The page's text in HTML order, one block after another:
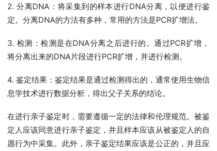
2. 分离DNA：将采集到的样本进行DNA分离，以便进行鉴
定。分离DNA的方法有多种，常用的方法是PCR扩增法。
3. 检测：检测是在DNA分离之后进行的。通过PCR扩增，
将分离出来的DNA片段进行PCR扩增，并进行检测。
4. 鉴定结果：鉴定结果是通过检测得出的，通常使用生物信
息学技术进行数据分析，得出父子关系的结论。
在进行亲子鉴定时，需要遵循一定的法律和伦理规范。被鉴
定人应该同意进行亲子鉴定，并且样本应该从被鉴定人的自
愿行为中采集。此外，亲子鉴定结果应该是公正的，并且应